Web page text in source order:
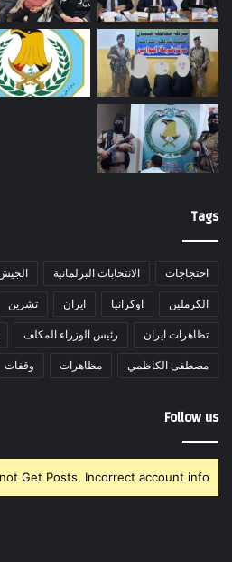
Tags
احتجاجات الانتخابات البرلمانية
الكرملين اوكرانيا ايران تشرين
تظاهرات ايران رئيس الوزراء المكلف
مصطفى الكاظمي مظاهرات وقفات
Follow us
Get Posts, Incorrect account info.